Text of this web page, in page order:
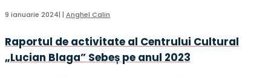
9 ianuarie 2024| | Anghel Calin
Raportul de activitate al Centrului Cultural
„Lucian Blaga” Sebeș pe anul 2023